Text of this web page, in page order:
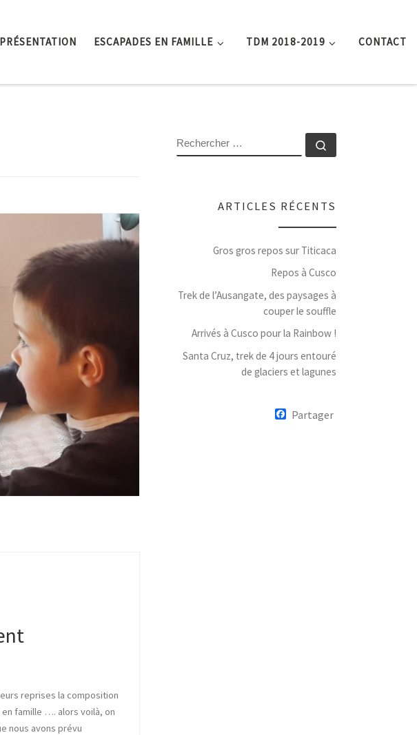
PRÉSENTATION ESCAPADES EN FAMILLE TDM 2018-2019 CONTACT
reprises la composition
famille …. alors voilà, on
nous avons prévu
RECHERCHER
ARTICLES RÉCENTS
Gros gros repos sur Titicaca
Repos à Cusco
Trek de l’Ausangate, des paysages à
couper le souffle
Arrivés à Cusco pour la Rainbow !
Santa Cruz, trek de 4 jours entouré
de glaciers et lagunes
Partager